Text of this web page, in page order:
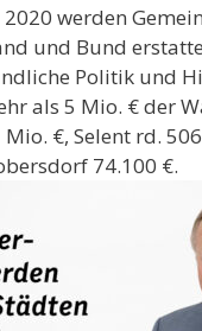
werden
und Bund
Politik und
als 5 Mio. € der
€, Selent rd.
74.100 €.